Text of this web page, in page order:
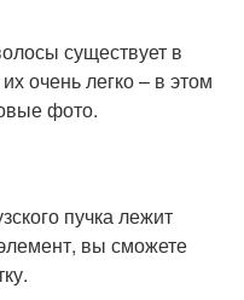
существует в
очень легко – в этом
фото.
пучка лежит
вы сможете